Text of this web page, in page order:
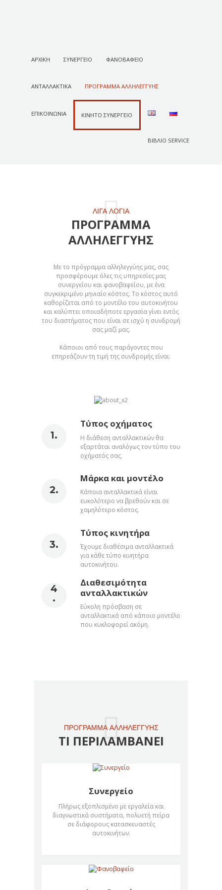
ΑΡΧΙΚΉ ΣΥΝΕΡΓΕΊΟ ΦΑΝΟΒΑΦΕΊΟ
ΑΝΤΑΛΛΑΚΤΙΚΆ ΠΡΌΓΡΑΜΜΑ ΑΛΛΗΛΕΓΓΎΗΣ
ΕΠΙΚΟΙΝΩΝΊΑ ΚΙΝΗΤΌ ΣΥΝΕΡΓΕΊΟ
ΒΙΒΛΊΟ SERVICE
ΛΙΓΑ ΛΟΓΙΑ
ΠΡΌΓΡΑΜΜΑ
ΑΛΛΗΛΕΓΓΎΗΣ
Με το πρόγραμμα αλληλεγγύης μας, σας
προσφέρουμε όλες τις υπηρεσίες μας
συνεργείου και φανοβαφείου, με ένα
συγκεκριμένο μηνιαίο κόστος. Το κόστος αυτό
καθορίζεται από το μοντέλο του αυτοκινήτου
και καλύπτει οποιαδήποτε εργασία γίνει εντός
του διαστήματος που είναι σε ισχύ η συνδρομή
σας μαζί μας.
Κάποιοι από τους παράγοντες που
επηρεάζουν τη τιμή της συνδρομής είναι:
Τύπος οχήματος
Η διάθεση ανταλλακτικών θα
εξαρτάται αναλόγως τον τύπο του
οχήματός σας.
Μάρκα και μοντέλο
Κάποια ανταλλακτικά είναι
ευκολότερο να βρεθούν και σε
χαμηλότερο κόστος.
Τύπος κινητήρα
Έχουμε διαθέσιμα ανταλλακτικά
για κάθε τύπο κινητήρα
αυτοκινήτου.
Διαθεσιμότητα
ανταλλακτικών
Εύκολη πρόσβαση σε
ανταλλακτικά από κάποιο μοντέλο
που κυκλοφορεί ακόμη.
ΠΡΌΓΡΑΜΜΑ ΑΛΛΗΛΕΓΓΎΗΣ
ΤΙ ΠΕΡΙΛΑΜΒΑΝΕΙ
Συνεργείο
Πλήρως εξοπλισμένο με εργαλεία και
διαγνωστικά συστήματα, πολυετή πείρα
σε διάφορους κατασκευαστές
αυτοκινήτων.